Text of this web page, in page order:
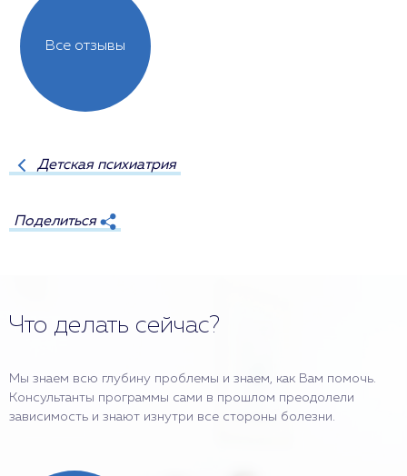
Все отзывы
Детская психиатрия
Поделиться
Что делать сейчас?
Мы знаем всю глубину проблемы и знаем, как Вам помочь.
Консультанты программы сами в прошлом преодолели
зависимость и знают изнутри все стороны болезни.